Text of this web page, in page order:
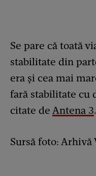
Se pare că toată
stabilitate din
era și cea mai
fară stabilitate cu
citate de Antena 3.
Sursă foto: Arhivă